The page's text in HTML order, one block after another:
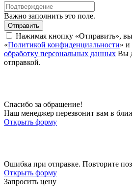
Важно заполнить это поле.
Отправить
Нажимая кнопку «Отправить», вы
«Политикой конфиденциальности» и
обработку персональных данных Вы
отправкой.
Спасибо за обращение!
Наш менеджер перезвонит вам в
Открыть форму
Ошибка при отправке. Повторите
Открыть форму
Запросить цену